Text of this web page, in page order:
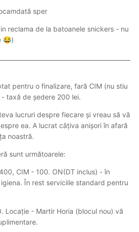
sper
reclama de la batoanele snickers - nu
😂)
pentru o finalizare, fară CIM (nu stiu
taxă de ședere 200 lei.
lucruri despre fiecare și vreau să vă
ea. A lucrat câțiva anișori în afară
noastră.
sunt următoarele:
CIM - 100. ON(DT inclus) - în
În rest serviciile standard pentru
Locație - Martir Horia (blocul nou) vă